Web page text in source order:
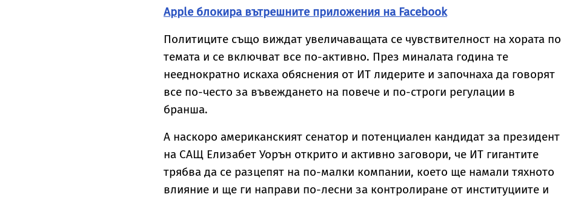
Apple блокира вътрешните приложения на Facebook
Политиците също виждат увеличаващата се чувствителност на хората по
темата и се включват все по-активно. През миналата година те
нееднократно искаха обяснения от ИТ лидерите и започнаха да говорят
все по-често за въвеждането на повече и по-строги регулации в
бранша.
А наскоро американският сенатор и потенциален кандидат за президент
на САЩ Елизабет Уорън открито и активно заговори, че ИТ гигантите
трябва да се разцепят на по-малки компании, което ще намали тяхното
влияние и ще ги направи по-лесни за контролиране от институциите и